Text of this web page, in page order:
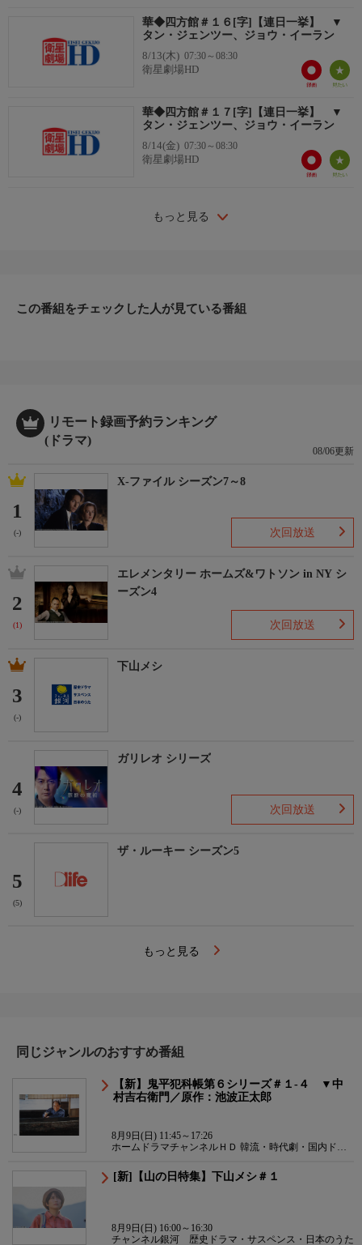
な毎日を送っていた。そんなある日、異国から流れ着いた阿術と
出会い、不正入国者の彼女を騙してひと儲けしようと企むが、軍
から新たに赴任してきた舎人・王昆吾に見つかり計画は台なし
番組詳細内容2
四方館は、外務の東院と内務の西院に分かれており、王昆吾は無
長楽の戸籍を手に入れるハメに。やがて2人は、王昆吾らと共に
華◆四方館＃１６[字]【連日一挙】 ▼
タン・ジェンツー、ジョウ・イーラン
8/13(木) 07:30～08:30
衛星劇場HD
華◆四方館＃１７[字]【連日一挙】 ▼
タン・ジェンツー、ジョウ・イーラン
8/14(金) 07:30～08:30
衛星劇場HD
もっと見る
この番組をチェックした人が見ている番組
リモート録画予約ランキング
(ドラマ)
08/06更新
1
(-)
X-ファイル シーズン7～8
次回放送
2
(1)
エレメンタリー ホームズ&ワトソン in NY シ
ーズン4
次回放送
3
(-)
下山メシ
4
(-)
ガリレオ シリーズ
次回放送
5
(5)
ザ・ルーキー シーズン5
もっと見る
同じジャンルのおすすめ番組
【新】鬼平犯科帳第６シリーズ＃１-４ ▼中
村吉右衛門／原作：池波正太郎
8月9日(日) 11:45～17:26
ホームドラマチャンネルＨＤ 韓流・時代劇・国内ドラ
[新]【山の日特集】下山メシ＃１
8月9日(日) 16:00～16:30
チャンネル銀河 歴史ドラマ・サスペンス・日本のうた